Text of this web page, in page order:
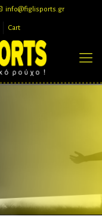
info@figlisports.gr
Cart